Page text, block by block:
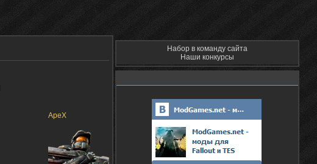
ApeX
Набор в команду сайта
Наши конкурсы